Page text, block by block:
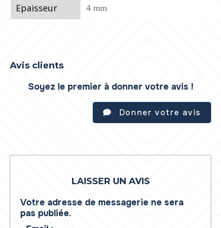
Epaisseur 4 mm
Avis clients
Soyez le premier à donner votre avis !
Donner votre avis
LAISSER UN AVIS
Votre adresse de messagerie ne sera
pas publiée.